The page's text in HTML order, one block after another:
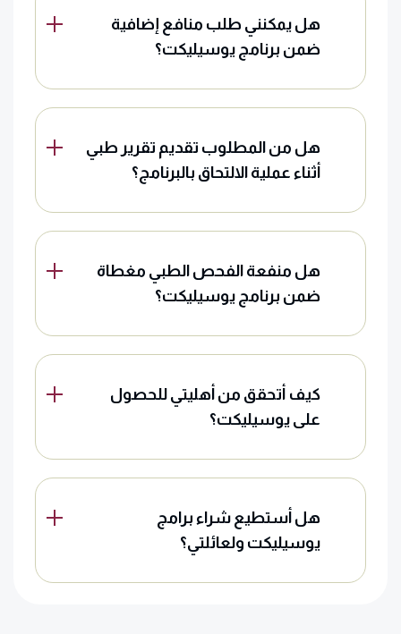
هل يمكنني طلب منافع إضافية
ضمن برنامج يوسيليكت؟
هل من المطلوب تقديم تقرير طبي
أثناء عملية الالتحاق بالبرنامج؟
هل منفعة الفحص الطبي مغطاة
ضمن برنامج يوسيليكت؟
كيف أتحقق من أهليتي للحصول
على يوسيليكت؟
هل أستطيع شراء برامج
يوسيليكت ولعائلتي؟